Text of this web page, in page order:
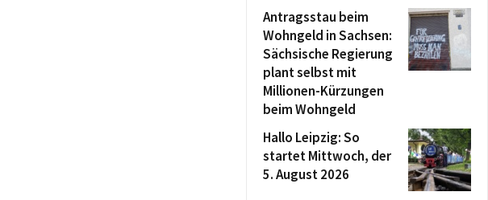
Antragsstau beim
Wohngeld in Sachsen:
Sächsische Regierung
plant selbst mit
Millionen-Kürzungen
beim Wohngeld
Hallo Leipzig: So
startet Mittwoch, der
5. August 2026